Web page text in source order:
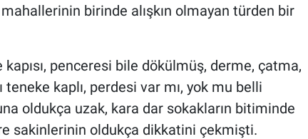
birinde alışkın olmayan türden bir
penceresi bile dökülmüş, derme, çatma,
teneke kaplı, perdesi var mı, yok mu belli
oldukça uzak, kara dar sokakların bitiminde
sakinlerinin oldukça dikkatini çekmişti.